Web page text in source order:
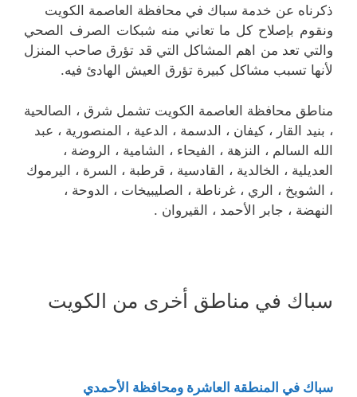
ذكرناه عن خدمة سباك في محافظة العاصمة الكويت
ونقوم بإصلاح كل ما تعاني منه شبكات الصرف الصحي
والتي تعد من اهم المشاكل التي قد تؤرق صاحب المنزل
لأنها تسبب مشاكل كبيرة تؤرق العيش الهادئ فيه.
مناطق محافظة العاصمة الكويت تشمل شرق ، الصالحية
، بنيد القار ، كيفان ، الدسمة ، الدعية ، المنصورية ، عبد
الله السالم ، النزهة ، الفيحاء ، الشامية ، الروضة ،
العديلية ، الخالدية ، القادسية ، قرطبة ، السرة ، اليرموك
، الشويخ ، الري ، غرناطة ، الصليبيخات ، الدوحة ،
النهضة ، جابر الأحمد ، القيروان .
سباك في مناطق أخرى من الكويت
سباك في المنطقة العاشرة ومحافظة الأحمدي